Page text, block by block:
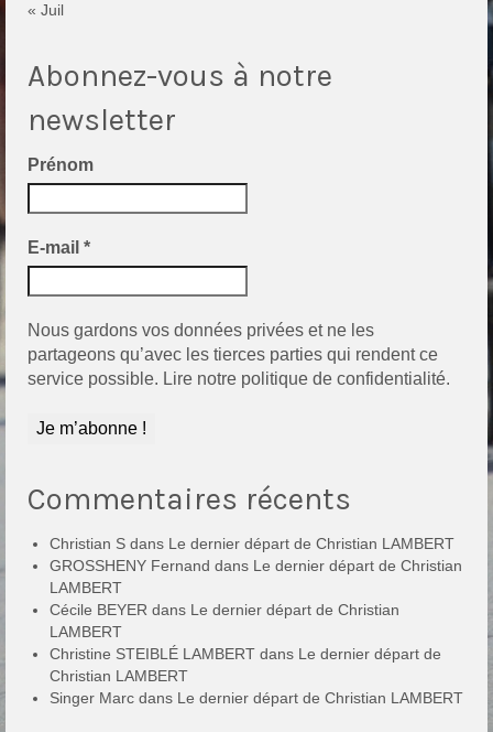
« Juil
Abonnez-vous à notre
newsletter
Prénom
E-mail *
Nous gardons vos données privées et ne les
partageons qu’avec les tierces parties qui rendent ce
service possible. Lire notre politique de confidentialité.
Commentaires récents
Christian S dans Le dernier départ de Christian LAMBERT
GROSSHENY Fernand dans Le dernier départ de Christian
LAMBERT
Cécile BEYER dans Le dernier départ de Christian
LAMBERT
Christine STEIBLÉ LAMBERT dans Le dernier départ de
Christian LAMBERT
Singer Marc dans Le dernier départ de Christian LAMBERT